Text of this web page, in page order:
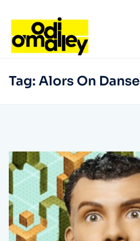
Tag: Alors On Danse